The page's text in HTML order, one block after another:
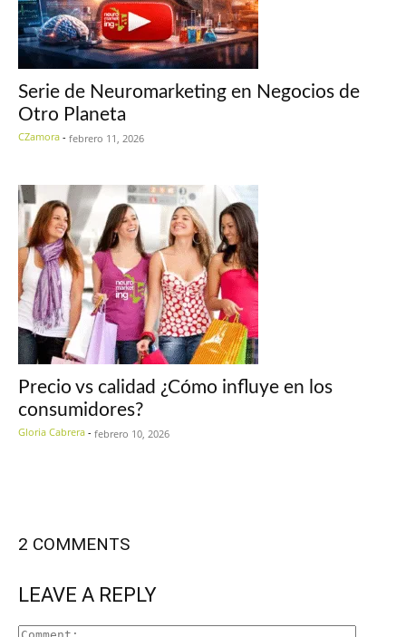
Serie de Neuromarketing en Negocios de
Otro Planeta
CZamora - febrero 11, 2026
Precio vs calidad ¿Cómo influye en los
consumidores?
Gloria Cabrera - febrero 10, 2026
2 COMMENTS
LEAVE A REPLY